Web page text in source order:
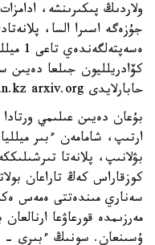
ولاردىڭ پىكىرىنشە،
جۇزەگە اسىرا السا،
كۆادريلليون جىلعا دەيىن
حابارلايدى turkystan.kz arxiv.org-كە سىلتەمە جاساپ.
بۇعان دەيىن عىلىمي
ارتىپ، شامامەن ءبىر
بۋلانىپ، پلانەتا
كوزقاراس كەڭ تاراعان
سەناري مىندەتتى ەمەس
مەرزىمدە قورعاۋعا
ۇسىنعان. سونىڭ ءبىرى -